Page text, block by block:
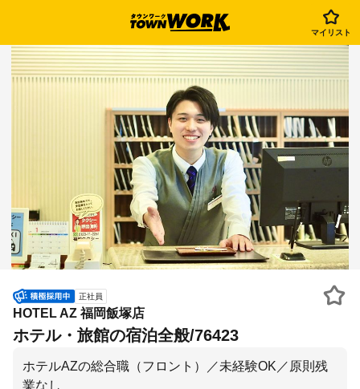
マイリスト
正社員
HOTEL AZ 福岡飯塚店
ホテル・旅館の宿泊全般/76423
ホテルAZの総合職（フロント）／未経験OK／原則残
業なし